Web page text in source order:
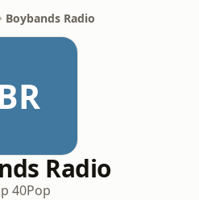
Boybands Radio
Radio
40Pop